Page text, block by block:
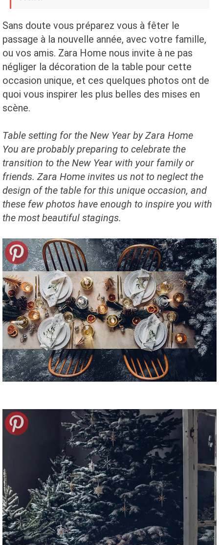
Sans doute vous préparez vous à fêter le
passage à la nouvelle année, avec votre famille,
ou vos amis. Zara Home nous invite à ne pas
négliger la décoration de la table pour cette
occasion unique, et ces quelques photos ont de
quoi vous inspirer les plus belles des mises en
scène.
Table setting for the New Year by Zara Home
You are probably preparing to celebrate the
transition to the New Year with your family or
friends. Zara Home invites us not to neglect the
design of the table for this unique occasion, and
these few photos have enough to inspire you with
the most beautiful stagings.